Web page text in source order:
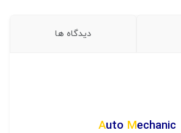
دیدگاه ها
Auto Mechanic